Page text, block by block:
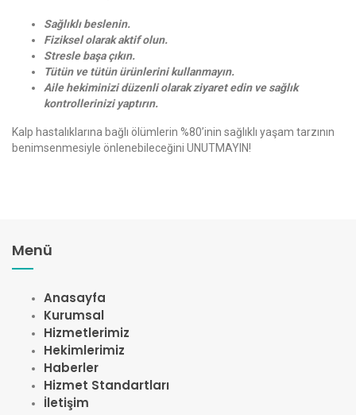
Sağlıklı beslenin.
Fiziksel olarak aktif olun.
Stresle başa çıkın.
Tütün ve tütün ürünlerini kullanmayın.
Aile hekiminizi düzenli olarak ziyaret edin ve sağlık
kontrollerinizi yaptırın.
Kalp hastalıklarına bağlı ölümlerin %80’inin sağlıklı yaşam tarzının
benimsenmesiyle önlenebileceğini UNUTMAYIN!
Menü
Anasayfa
Kurumsal
Hizmetlerimiz
Hekimlerimiz
Haberler
Hizmet Standartları
İletişim